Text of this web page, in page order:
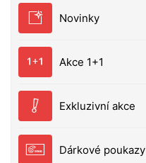
Novinky
Akce 1+1
Exkluzivní akce
Dárkové poukazy